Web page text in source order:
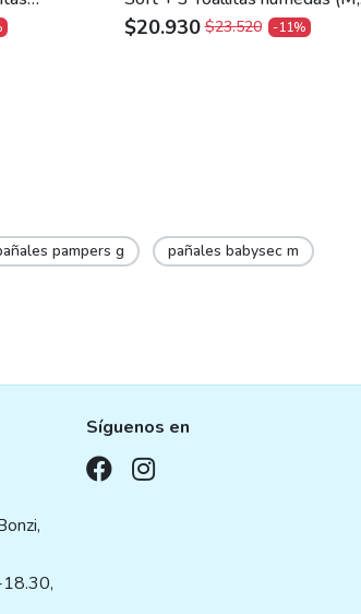
G, XG, XXG) – G
$23.520
ORIGINAL
$20.930
CURRENT
-11%
pampers g
pañales babysec m
Síguenos en